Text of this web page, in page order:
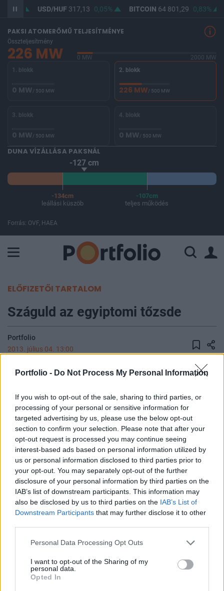
Portfolio - Do Not Process My Personal Information
If you wish to opt-out of the sale, sharing to third parties, or
processing of your personal or sensitive information for
targeted advertising by us, please use the below opt-out
section to confirm your selection. Please note that after your
opt-out request is processed you may continue seeing
interest-based ads based on personal information utilized by
us or personal information disclosed to third parties prior to
your opt-out. You may separately opt-out of the further
disclosure of your personal information by third parties on the
IAB’s list of downstream participants. This information may
also be disclosed by us to third parties on the IAB’s List of
Downstream Participants that may further disclose it to other
Personal Data Processing Opt Outs
I want to opt-out of the Sharing of my
personal data.
Opted In
0,07% USD/HUF317,13 0,05% BITCOIN64 801,29 0,83%
PAKSI ATOMERŐMŰ TELJESÍTMÉNYE
Összteljesítmény
226 MW 0 MW
2000 MW
1. blokk
0 MW/ 500 MW
2. blokk
226 MW/ 500 MW
3. blokk
0 MW/ 500 MW
4. blokk
0 MW/ 500 MW
DUNA VÍZÁLLÁSA PAKSNÁL
-127 cm
-134cm
leállási küszöb
-107cm
teljes működés
Forrás: OVF, HAEA
ELŐFIZETŐI TARTALOM
Száguld az egyiptomi tőzsde
Portfolio
2013. július 04. 13:00
Az elmúlt napok heves tüntetéseit és
egyiptomi belpolitikai helyzet. A hadsereg
eltávolította a hatalomból Mohamed Murszit, és
ezzel párhuzamosan az ország
alkotmánybíróságának elnökét átmeneti
államfővé választották, továbbá ideiglenesen egy
technokrata tanácsot és kormányt hoznak létre
Egyiptomban. A fenti folyamatok hatására az
ország tőzsdéje szárnyalni kezdett, míg a
kötvényhozamok a mélybe zuhantak, ráadásul a
fordulat hatására a Brent világpiaci ára is
csökkenni kezdett.
zajlottak az egyiptomi fővárosban, a korábbi elnök,
Mohamed Murszi hívei és az ellene tüntetők véres harcot